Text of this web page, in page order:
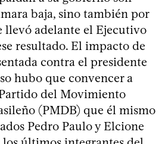
baja, sino también por
llevó adelante el Ejecutivo
resultado. El impacto de
contra el presidente
hubo que convencer a
del Movimiento
(PMDB) que él mismo
Pedro Paulo y Elcione